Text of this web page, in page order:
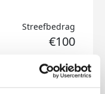
Streefbedrag
€100